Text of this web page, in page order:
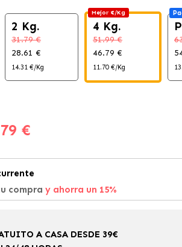
2 Kg.
31.79 €
28.61 €
14.31 €/Kg
Mejor €/Kg
4 Kg.
51.99 €
46.79 €
11.70 €/Kg
€
compra y ahorra un 15%
A CASA DESDE 39€